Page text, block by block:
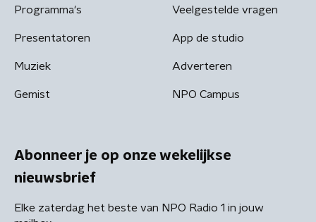
Programma's
Presentatoren
Muziek
Gemist
Veelgestelde vragen
App de studio
Adverteren
NPO Campus
Abonneer je op onze wekelijkse
nieuwsbrief
Elke zaterdag het beste van NPO Radio 1 in jouw